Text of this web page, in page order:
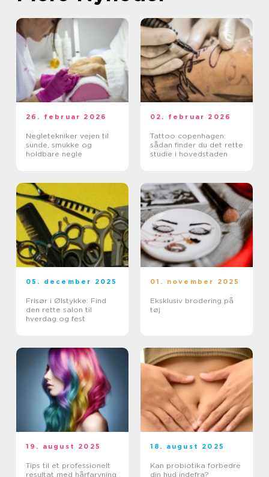
26. februar 2026
Negletekniker vejen til
sunde, smukke og
holdbare negle
02. februar 2026
Tattoo copenhagen:
sådan finder du det rette
studie i hovedstaden
05. december 2025
Frisør i Ølstykke: Find
den rette salon til
hverdag og fest
01. november 2025
Eksklusiv brodering på
tøj
19. august 2025
Tips til et professionelt
resultat med hårfarvning
18. august 2025
Kan probiotika forbedre
din hud indefra?